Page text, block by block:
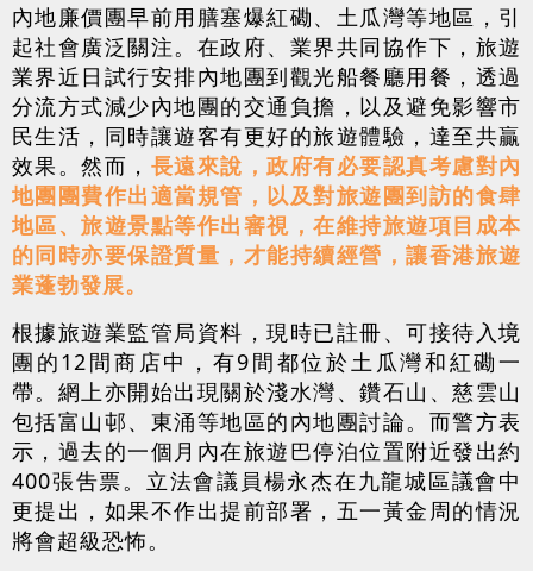
內地廉價團早前用膳塞爆紅磡、土瓜灣等地區，引
起社會廣泛關注。在政府、業界共同協作下，旅遊
業界近日試行安排內地團到觀光船餐廳用餐，透過
分流方式減少內地團的交通負擔，以及避免影響市
民生活，同時讓遊客有更好的旅遊體驗，達至共贏
效果。然而， 長遠來說，政府有必要認真考慮對內
地團團費作出適當規管，以及對旅遊團到訪的食肆
地區、旅遊景點等作出審視，在維持旅遊項目成本
的同時亦要保證質量，才能持續經營，讓香港旅遊
業蓬勃發展。
根據旅遊業監管局資料，現時已註冊、可接待入境
團的12間商店中，有9間都位於土瓜灣和紅磡一
帶。網上亦開始出現關於淺水灣、鑽石山、慈雲山
包括富山邨、東涌等地區的內地團討論。而警方表
示，過去的一個月內在旅遊巴停泊位置附近發出約
400張吿票。立法會議員楊永杰在九龍城區議會中
更提出，如果不作出提前部署，五一黃金周的情況
將會超級恐怖。